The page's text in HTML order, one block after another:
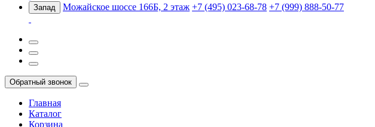
Запад Можайское шоссе 166Б, 2 этаж +7 (495) 023-68-78 +7 (999) 888-50-77
Обратный звонок
Главная
Каталог
Корзина